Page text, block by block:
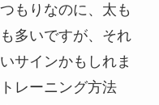
もりなのに、太も
多いですが、それ
サインかもしれま
レーニング方法